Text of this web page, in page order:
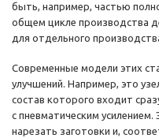
быть, например, частью
общем цикле производства
для отдельного
Современные модели этих
улучшений. Например, это
состав которого входит
с пневматическим
нарезать заготовки и,